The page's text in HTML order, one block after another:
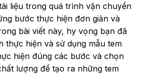
liệu trong quá trình vận chuyển
bước thực hiện đơn giản và
bài viết này, hy vọng bạn đã
thực hiện và sử dụng mẫu tem
hiện đúng các bước và chọn
lượng để tạo ra những tem